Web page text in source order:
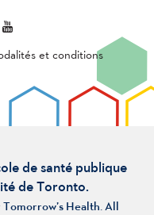
et conditions
de santé publique
de Toronto.
Health. All